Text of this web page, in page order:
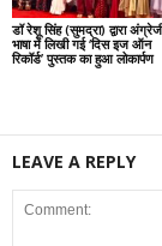
डॉ रेशू सिंह (सुमद्रा) द्वारा
भाषा में लिखी गई ‘दिस इज ऑन
रिकॉर्ड’ पुस्तक का हुआ लोकार्पण
LEAVE A REPLY